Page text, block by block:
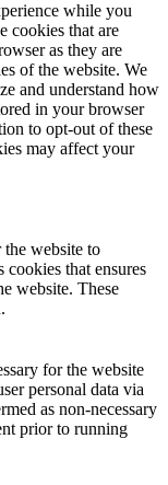
while you
cookies that are
as they are
of the website. We
and understand how
in your browser
to opt-out of these
may affect your
the website to
that ensures
website. These
for the website
personal data via
as non-necessary
prior to running